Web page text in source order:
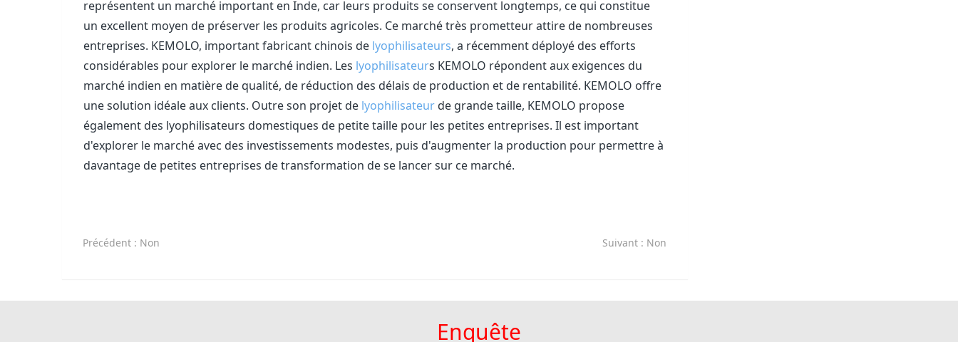
représentent un marché important en Inde, car leurs produits se conservent longtemps, ce qui constitue
un excellent moyen de préserver les produits agricoles. Ce marché très prometteur attire de nombreuses
entreprises. KEMOLO, important fabricant chinois de lyophilisateurs, a récemment déployé des efforts
considérables pour explorer le marché indien. Les lyophilisateurs KEMOLO répondent aux exigences du
marché indien en matière de qualité, de réduction des délais de production et de rentabilité. KEMOLO offre
une solution idéale aux clients. Outre son projet de lyophilisateurde grande taille, KEMOLO propose
également des lyophilisateurs domestiques de petite taille pour les petites entreprises. Il est important
d'explorer le marché avec des investissements modestes, puis d'augmenter la production pour permettre à
davantage de petites entreprises de transformation de se lancer sur ce marché.
Précédent : Non Suivant : Non
Enquête